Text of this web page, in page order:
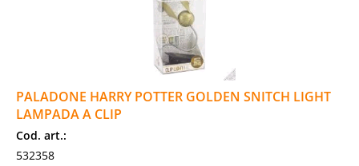
PALADONE HARRY POTTER GOLDEN SNITCH LIGHT
LAMPADA A CLIP
Cod. art.:
532358